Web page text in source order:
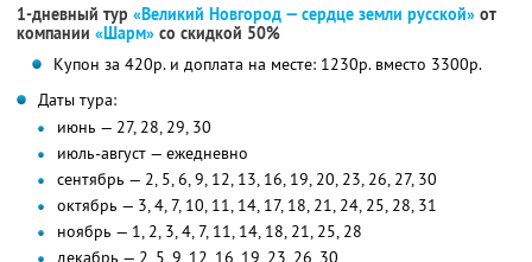
1-дневный тур «Великий Новгород — сердце земли русской» от
компании «Шарм» со скидкой 50%
Купон за 420р. и доплата на месте: 1230р. вместо 3300р.
Даты тура:
июнь — 27, 28, 29, 30
июль-август — ежедневно
сентябрь — 2, 5, 6, 9, 12, 13, 16, 19, 20, 23, 26, 27, 30
октябрь — 3, 4, 7, 10, 11, 14, 17, 18, 21, 24, 25, 28, 31
ноябрь — 1, 2, 3, 4, 7, 11, 14, 18, 21, 25, 28
декабрь — 2, 5, 9, 12, 16, 19, 23, 26, 30